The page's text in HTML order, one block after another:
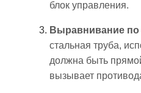
блок управления.
Выравнивание по
стальная труба,
должна быть
вызывает